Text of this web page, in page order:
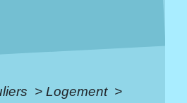
> Logement >